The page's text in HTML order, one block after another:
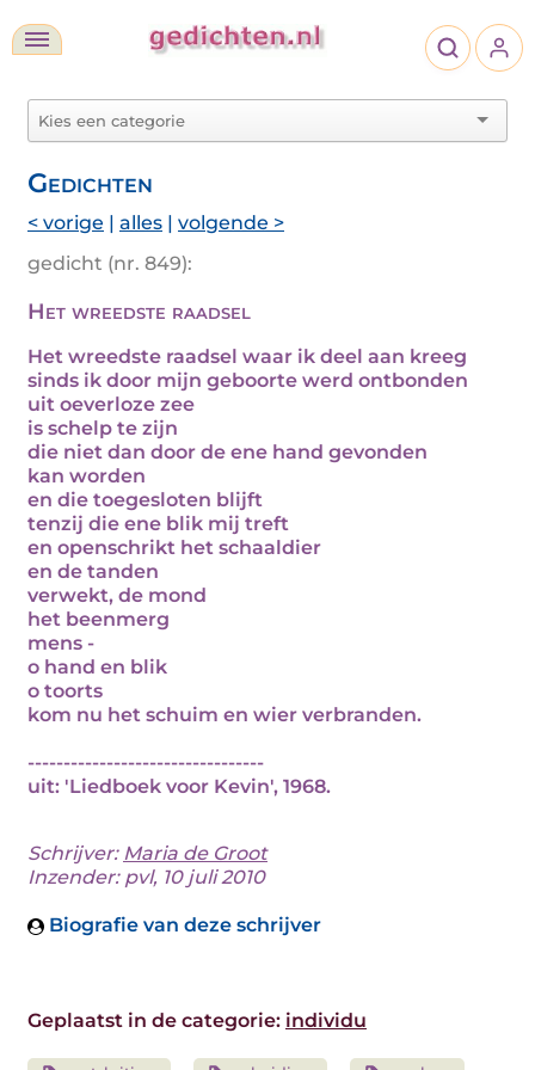
Gedichten
< vorige | alles | volgende >
gedicht (nr. 849):
Het wreedste raadsel
Het wreedste raadsel waar ik deel aan kreeg
sinds ik door mijn geboorte werd ontbonden
uit oeverloze zee
is schelp te zijn
die niet dan door de ene hand gevonden
kan worden
en die toegesloten blijft
tenzij die ene blik mij treft
en openschrikt het schaaldier
en de tanden
verwekt, de mond
het beenmerg
mens -
o hand en blik
o toorts
kom nu het schuim en wier verbranden.
---------------------------------
uit: 'Liedboek voor Kevin', 1968.
Schrijver: Maria de Groot
Inzender: pvl, 10 juli 2010
Biografie van deze schrijver
Geplaatst in de categorie: individu